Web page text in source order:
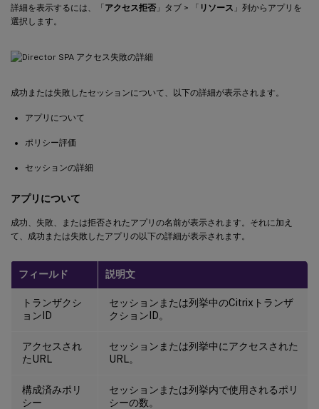
詳細を表示するには、「アクセス拒否 」タブ > 「 リソース 」列からアプリを
選択します。
成功または失敗したセッションについて、以下の詳細が表示されます。
アプリについて
ポリシー評価
セッションの詳細
アプリについて
成功、失敗、または拒否されたアプリの名前が表示されます。それに加え
て、成功または失敗したアプリの以下の詳細が表示されます。
フィールド 説明文
トランザクシ
ョンID
セッションまたは列挙中のCitrixトランザ
クションID。
アクセスされ
たURL
セッションまたは列挙中にアクセスされた
URL。
構成済みポリ
シー
セッションまたは列挙内で使用されるポリ
シーの数。